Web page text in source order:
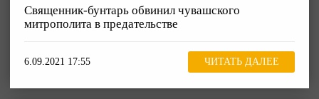
Священник-бунтарь обвинил чувашского
митрополита в предательстве
6.09.2021 17:55 ЧИТАТЬ ДАЛЕЕ